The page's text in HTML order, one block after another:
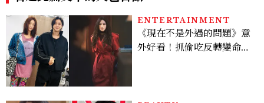
ENTERTAINMENT
《現在不是外遇的問題》意
外好看！抓偷吃反轉變命